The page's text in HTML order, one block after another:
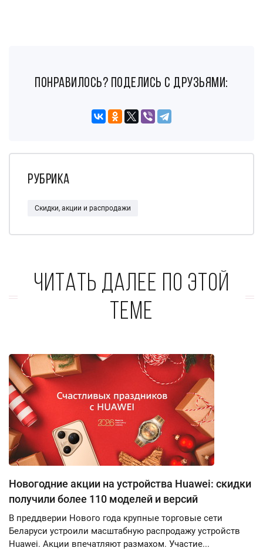
понравилось? поделись с друзьями:
Рубрика
Скидки, акции и распродажи
Читать далее по этой
теме
Новогодние акции на устройства Huawei: скидки
получили более 110 моделей и версий
В преддверии Нового года крупные торговые сети
Беларуси устроили масштабную распродажу устройств
Huawei. Акции впечатляют размахом. Участие...